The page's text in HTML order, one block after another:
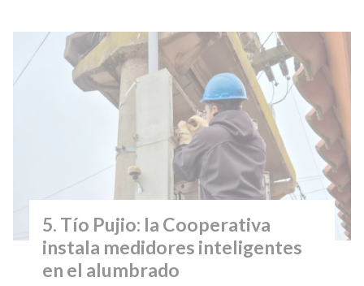
Tío Pujio: la Cooperativa
instala medidores inteligentes
en el alumbrado